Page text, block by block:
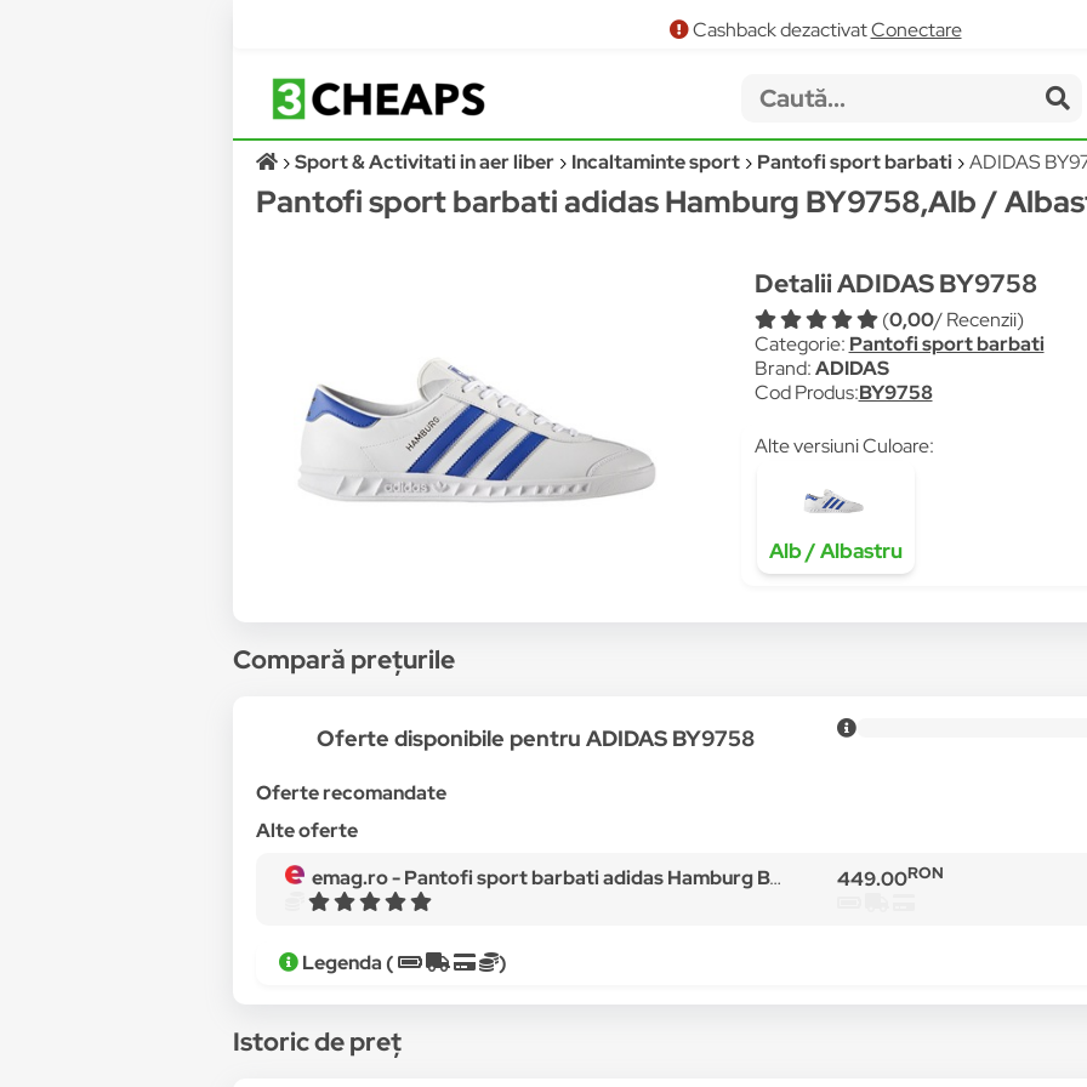
Cashback dezactivatConectare
Sport & Activitati in aer liber Incaltaminte sport Pantofi sport barbati ADIDAS
Pantofi sport barbati adidas Hamburg BY9758,Alb /
Detalii ADIDAS BY9758
(0,00/ Recenzii)
Categorie: Pantofi sport barbati
Brand:ADIDAS
Cod Produs:BY9758
Alte versiuni Culoare:
Alb / Albastru
Compară prețurile
Oferte disponibile pentru ADIDAS BY9758
Oferte recomandate
Alte oferte
emag.ro -Pantofi sport barbati adidas Hamburg BY9758,Alb / Albastru, Alb / Albastru 449.00RON
Legenda ( )
Istoric de preț